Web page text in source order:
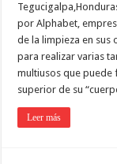
por Alphabet,
de la limpieza en sus
para realizar varias
multiusos que puede
superior de su
Leer más